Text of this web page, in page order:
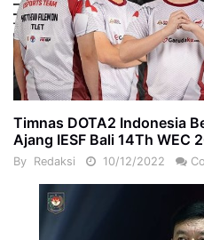
Timnas DOTA2 Indonesia
Ajang IESF Bali 14Th WEC
By Redaksi 10/12/2022